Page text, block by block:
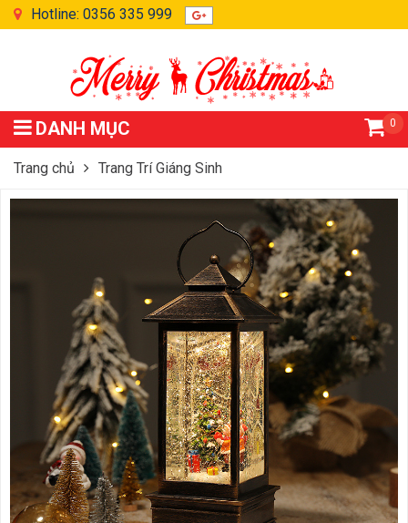
Hotline: 0356 335 999
DANH MỤC 0
Trang chủ Trang Trí Giáng Sinh